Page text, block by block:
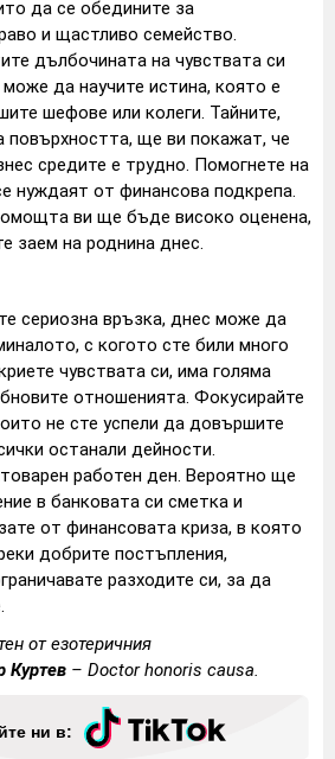
да се обедините за
и щастливо семейство.
дълбочината на чувствата си
да научите истина, която е
шефове или колеги. Тайните,
повърхността, ще ви покажат, че
средите е трудно. Помогнете на
нуждаят от финансова подкрепа.
ви ще бъде високо оценена,
заем на роднина днес.
сериозна връзка, днес може да
с когото сте били много
чувствата си, има голяма
отношенията. Фокусирайте
не сте успели да довършите
останали дейности.
работен ден. Вероятно ще
в банковата си сметка и
от финансовата криза, в която
добрите постъпления,
разходите си, за да
от езотеричния
Куртев – Doctor honoris causa
ни в: